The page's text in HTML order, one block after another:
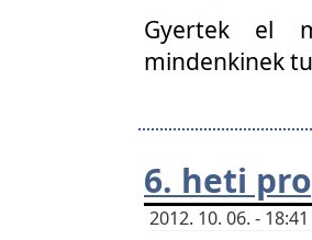
Gyertek el
mindenkinek
6. heti
2012. 10. 06. -